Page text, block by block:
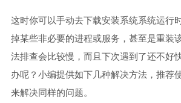
这时你可以手动去下载安装系统系统运行
掉某些非必要的进程或服务，甚至是重装
法排查会比较慢，而且下次遇到了还不好
办呢？小编提供如下几种解决方法，推荐
来解决同样的问题。